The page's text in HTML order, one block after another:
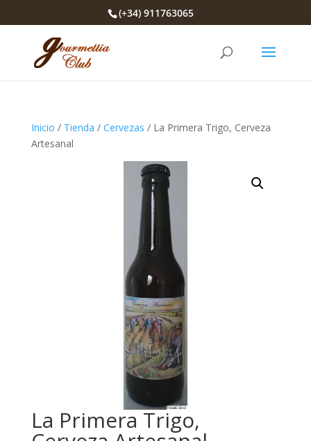
(+34) 911763065
Inicio / Tienda / Cervezas / La Primera Trigo, Cerveza
Artesanal
La Primera Trigo,